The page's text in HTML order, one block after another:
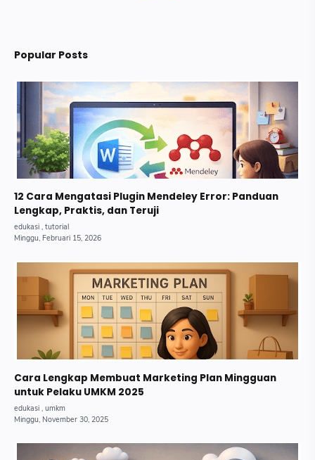
Popular Posts
12 Cara Mengatasi Plugin Mendeley Error: Panduan
Lengkap, Praktis, dan Teruji
Cara Lengkap Membuat Marketing Plan Mingguan
untuk Pelaku UMKM 2025